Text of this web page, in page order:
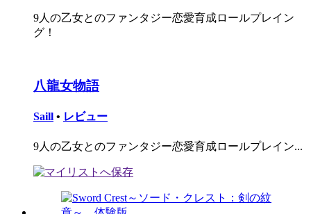
9人の乙女とのファンタジー恋愛育成ロールプレイン
グ！
八龍女物語
Saill • レビュー
9人の乙女とのファンタジー恋愛育成ロールプレイン...